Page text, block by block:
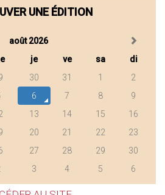
UNE ÉDITION
août 2026
je ve sa
di
30 31 1
2
6 7 8
9
13 14 15
16
20 21 22
23
27 28 29
30
3 4 5 6